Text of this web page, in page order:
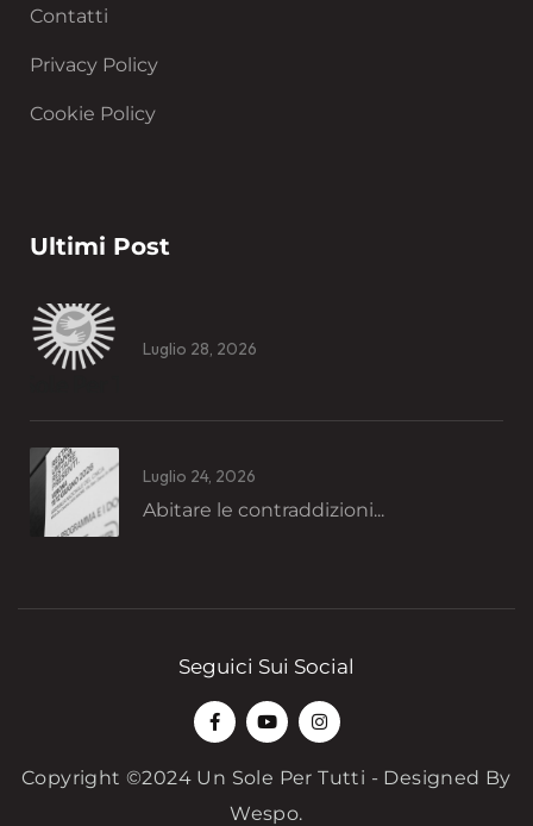
Contatti
Privacy Policy
Cookie Policy
Ultimi Post
Luglio 28, 2026
Luglio 24, 2026
Abitare le contraddizioni...
Seguici Sui Social
Copyright ©2024 Un Sole Per Tutti - Designed By
Wespo.